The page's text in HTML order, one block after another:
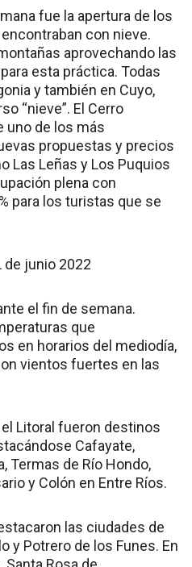
fue la apertura de los
con nieve.
aprovechando las
esta práctica. Todas
y también en Cuyo,
“nieve”. El Cerro
uno de los más
propuestas y precios
Las Leñas y Los Puquios
plena con
para los turistas que se
de junio 2022
el fin de semana.
que
en horarios del mediodía,
vientos fuertes en las
Litoral fueron destinos
Cafayate,
Termas de Río Hondo,
y Colón en Entre Ríos.
las ciudades de
y Potrero de los Funes. En